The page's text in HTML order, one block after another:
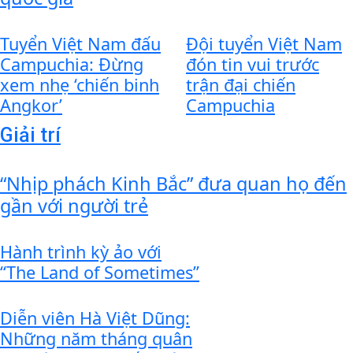
Tuyển Việt Nam đấu
Campuchia: Đừng
xem nhẹ ‘chiến binh
Angkor’
Đội tuyển Việt Nam
đón tin vui trước
trận đại chiến
Campuchia
Giải trí
“Nhịp phách Kinh Bắc” đưa quan họ đến
gần với người trẻ
Hành trình kỳ ảo với
“The Land of Sometimes”
Diễn viên Hà Việt Dũng:
Những năm tháng quân